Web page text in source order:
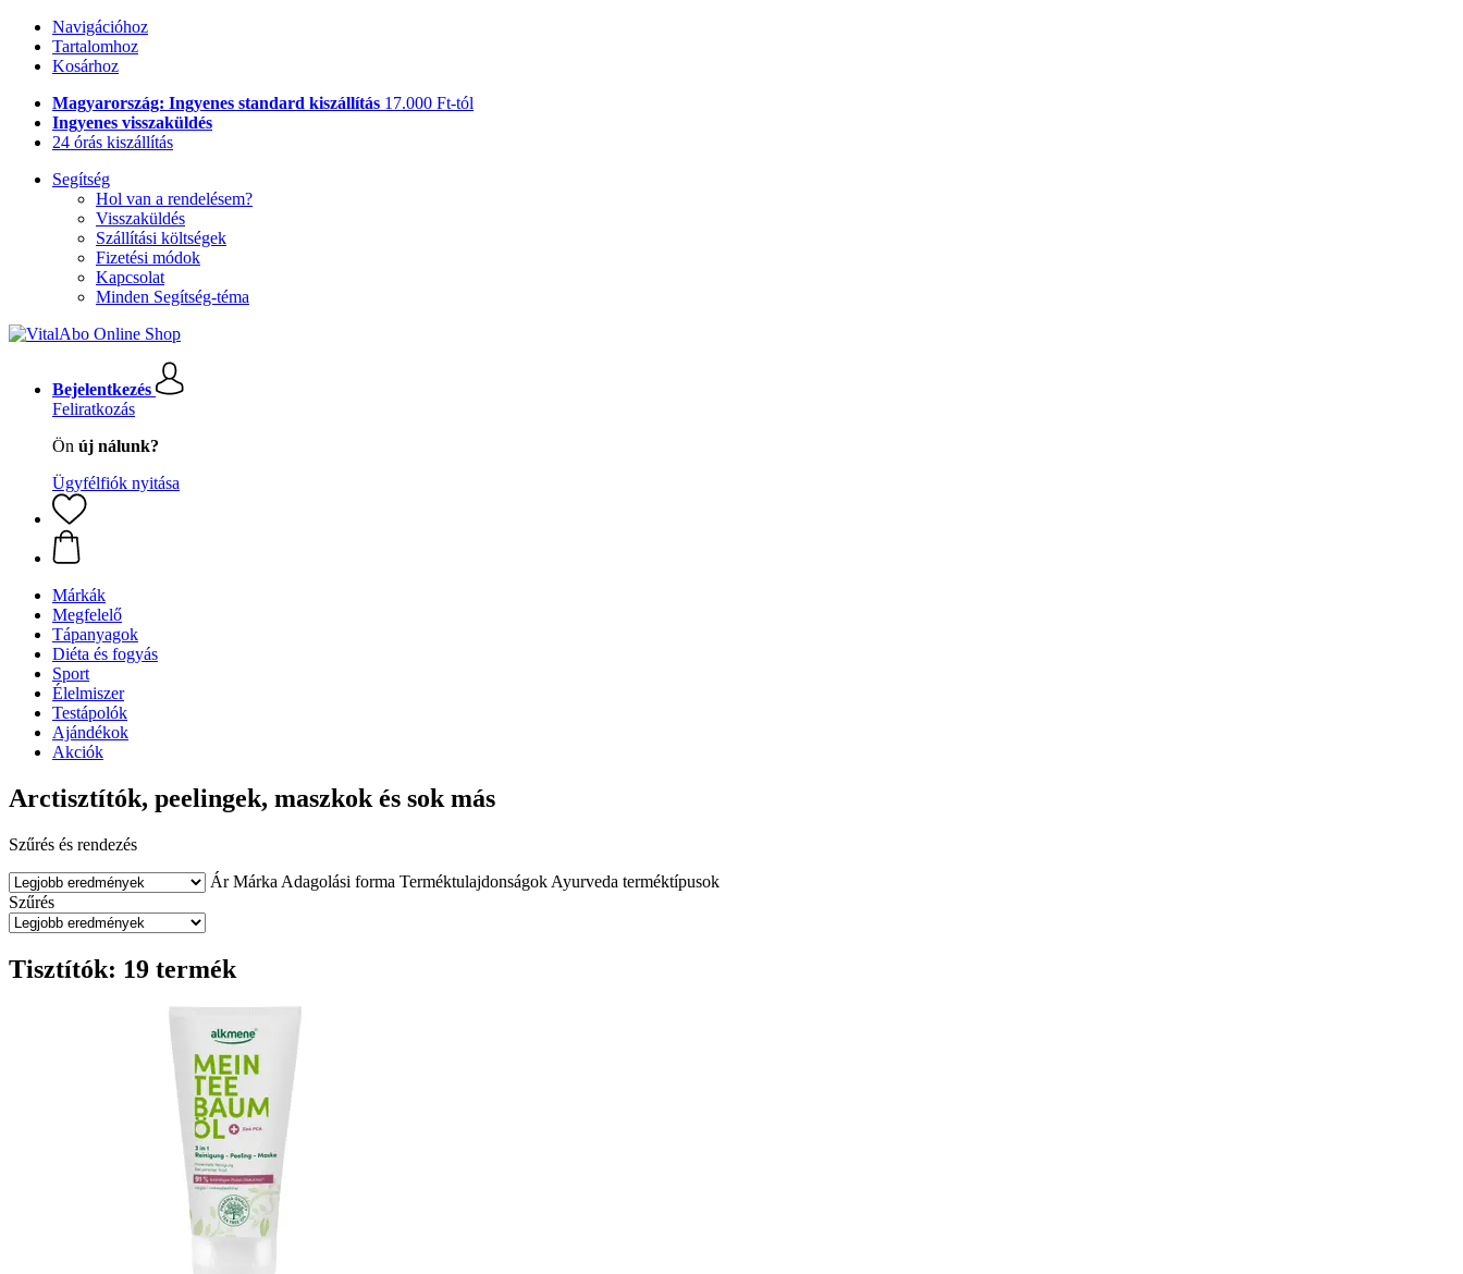
Navigációhoz
Tartalomhoz
Kosárhoz
Magyarország: Ingyenes standard kiszállítás 17.000 Ft-tól
Ingyenes visszaküldés
24 órás kiszállítás
Segítség
Hol van a rendelésem?
Visszaküldés
Szállítási költségek
Fizetési módok
Kapcsolat
Minden Segítség-téma
Bejelentkezés
Feliratkozás
Ön új nálunk?
Ügyfélfiók nyitása
Márkák
Megfelelő
Tápanyagok
Diéta és fogyás
Sport
Élelmiszer
Testápolók
Ajándékok
Akciók
Arctisztítók, peelingek, maszkok és sok más
Szűrés és rendezés
Ár Márka Adagolási forma Terméktulajdonságok Ayurveda terméktípusok
Szűrés
Tisztítók: 19 termék